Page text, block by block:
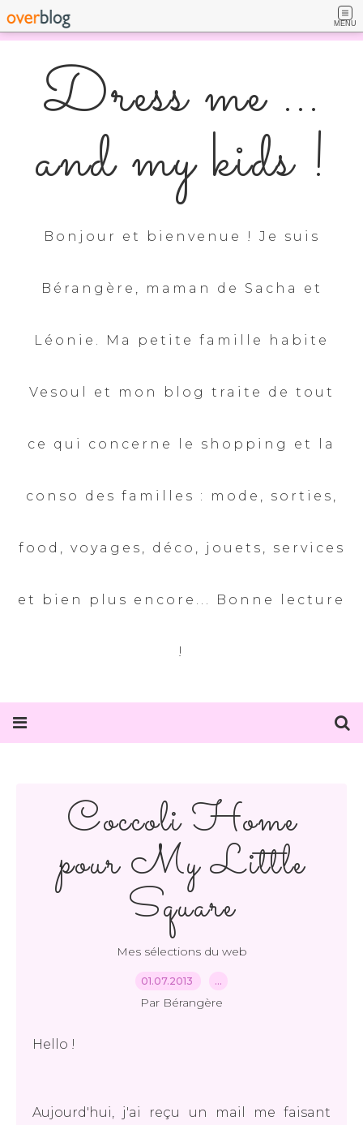
MENU
Dress me ...
and my kids !
Bonjour et bienvenue ! Je suis
Bérangère, maman de Sacha et
Léonie. Ma petite famille habite
Vesoul et mon blog traite de tout
ce qui concerne le shopping et la
conso des familles : mode, sorties,
food, voyages, déco, jouets, services
et bien plus encore... Bonne lecture
!
Coccoli Home
pour My Little
Square
Mes sélections du web
01.07.2013 …
Par Bérangère
Hello !
Aujourd'hui, j'ai reçu un mail me faisant